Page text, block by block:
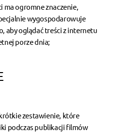
ma ogromne znaczenie,
wygospodarowuje
aby oglądać treści z internetu
porze dnia;
zestawienie, które
podczas publikacji filmów